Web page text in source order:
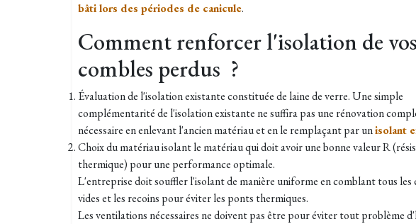
bâti lors des périodes de canicule.
Comment renforcer l'isolation de vos
combles perdus ?
Évaluation de l'isolation existante constituée de laine de verre. Une simple
complémentarité de l'isolation existante ne suffira pas une rénovation
nécessaire en enlevant l'ancien matériau et en le remplaçant par unisolant
Choix du matériau isolant le matériau qui doit avoir une bonne valeur R
thermique) pour une performance optimale.
L'entreprise doit souffler l'isolant de manière uniforme en comblant tous les
vides et les recoins pour éviter les ponts thermiques.
Les ventilations nécessaires ne doivent pas être pour éviter tout problème